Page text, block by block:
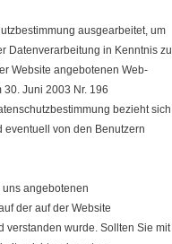
ausgearbeitet, um
Datenverarbeitung in Kenntnis zu
Website angebotenen Web-
Juni 2003 Nr. 196
bezieht sich
eventuell von den Benutzern
angebotenen
der auf der Website
verstanden wurde. Sollten Sie mit